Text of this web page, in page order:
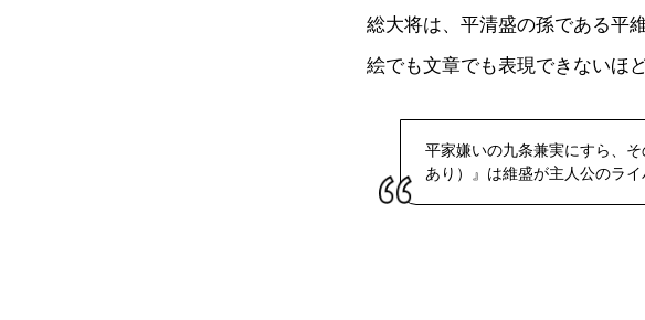
総大将は、平清盛の孫である平
絵でも文章でも表現できないほ
平家嫌いの九条兼実にすら、
あり）』は維盛が主人公のラ